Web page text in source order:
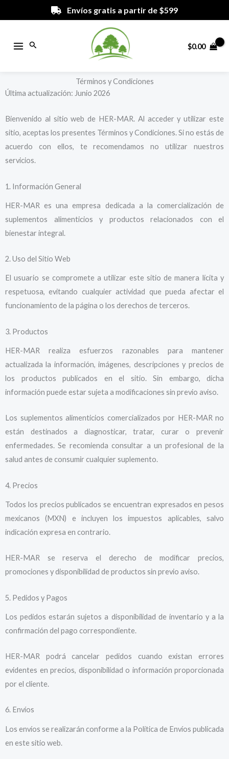
al
Envíos gratis a partir de $599
Buscar $0.00
Términos y Condiciones
Última actualización: Junio 2026
Bienvenido al sitio web de HER-MAR. Al acceder y utilizar este
sitio, aceptas los presentes Términos y Condiciones. Si no estás de
acuerdo con ellos, te recomendamos no utilizar nuestros
servicios.
1. Información General
HER-MAR es una empresa dedicada a la comercialización de
suplementos alimenticios y productos relacionados con el
bienestar integral.
2. Uso del Sitio Web
El usuario se compromete a utilizar este sitio de manera lícita y
respetuosa, evitando cualquier actividad que pueda afectar el
funcionamiento de la página o los derechos de terceros.
3. Productos
HER-MAR realiza esfuerzos razonables para mantener
actualizada la información, imágenes, descripciones y precios de
los productos publicados en el sitio. Sin embargo, dicha
información puede estar sujeta a modificaciones sin previo aviso.
Los suplementos alimenticios comercializados por HER-MAR no
están destinados a diagnosticar, tratar, curar o prevenir
enfermedades. Se recomienda consultar a un profesional de la
salud antes de consumir cualquier suplemento.
4. Precios
Todos los precios publicados se encuentran expresados en pesos
mexicanos (MXN) e incluyen los impuestos aplicables, salvo
indicación expresa en contrario.
HER-MAR se reserva el derecho de modificar precios,
promociones y disponibilidad de productos sin previo aviso.
5. Pedidos y Pagos
Los pedidos estarán sujetos a disponibilidad de inventario y a la
confirmación del pago correspondiente.
HER-MAR podrá cancelar pedidos cuando existan errores
evidentes en precios, disponibilidad o información proporcionada
por el cliente.
6. Envíos
Los envíos se realizarán conforme a la Política de Envíos publicada
en este sitio web.